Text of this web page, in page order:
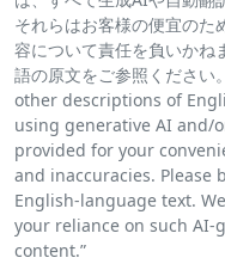
それらはお客様の便宜のた
容について責任を負いかね
語の原文をご参照くださ
other descriptions of
using generative AI and/
provided for your
and inaccuracies.
English-language text.
your reliance on such
content.”